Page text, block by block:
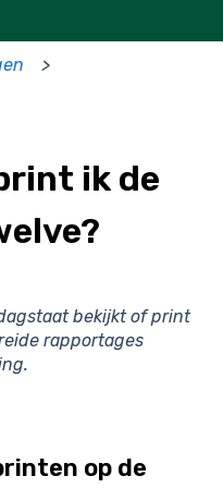
ik de
bekijkt of print
rapportages
op de